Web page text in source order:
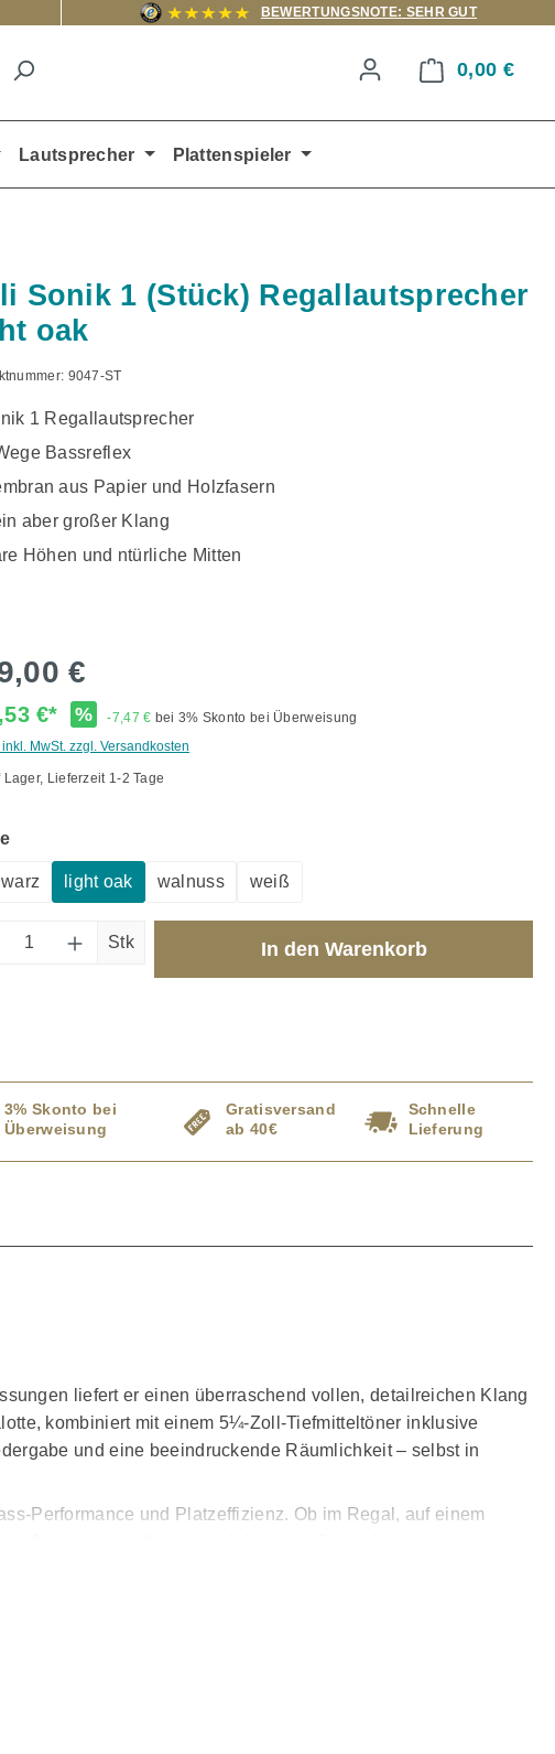
BEWERTUNGSNOTE: SEHR GUT
0,00 €
Lautsprecher Plattenspieler
Sonik 1 (Stück) Regallautsprecher
oak
9047-ST
1 Regallautsprecher
Bassreflex
aus Papier und Holzfasern
aber großer Klang
Höhen und ntürliche Mitten
€
€* % -7,47 € bei 3% Skonto bei Überweisung
inkl. MwSt. zzgl. Versandkosten
Lager, Lieferzeit 1-2 Tage
auswählen
light oak walnuss weiß
Anzahl: Gib den gewünschten Wert ein
Stk In den Warenkorb
3% Skonto bei
Überweisung
Gratisversand
ab 40€
Schnelle
Lieferung
liefert er einen überraschend vollen, detailreichen Klang
kombiniert mit einem 5¼-Zoll-Tiefmitteltöner inklusive
und eine beeindruckende Räumlichkeit – selbst in
Performance und Platzeffizienz. Ob im Regal, auf einem
Der Clarity Cone™ Tiefmitteltöner mit Papier-